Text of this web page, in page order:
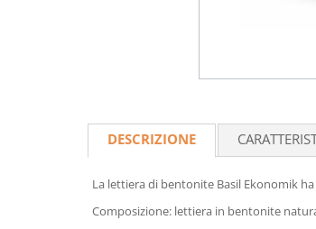
DESCRIZIONE
La lettiera di bentonite Basil Ekonomik
Composizione: lettiera in bentonite